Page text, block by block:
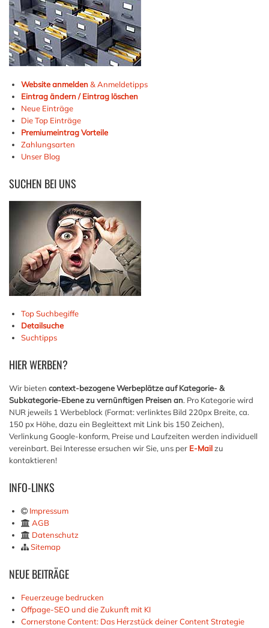
Website anmelden& Anmeldetipps
Eintrag ändern / Eintrag löschen
Neue Einträge
Die Top Einträge
Premiumeintrag Vorteile
Zahlungsarten
Unser Blog
SUCHEN BEI UNS
Top Suchbegiffe
Detailsuche
Suchtipps
HIERWERBEN?
Wir bieten context-bezogene Werbeplätze auf Kategorie- &
Subkategorie-Ebene zu vernünftigen Preisen an. Pro Kategorie wird
NUR jeweils 1 Werbeblock (Format: verlinktes Bild 220px Breite, ca.
150 px Höhe, dazu ein Begleittext mit Link bis 150 Zeichen),
Verlinkung Google-konform, Preise und Laufzeiten werden individuell
vereinbart. Bei Interesse ersuchen wir Sie, uns per E-Mailzu
kontaktieren!
INFO-LINKS
Impressum
AGB
Datenschutz
Sitemap
NEUEBEITRÄGE
Feuerzeuge bedrucken
Offpage-SEO und die Zukunft mit KI
Cornerstone Content: Das Herzstück deiner Content Strategie